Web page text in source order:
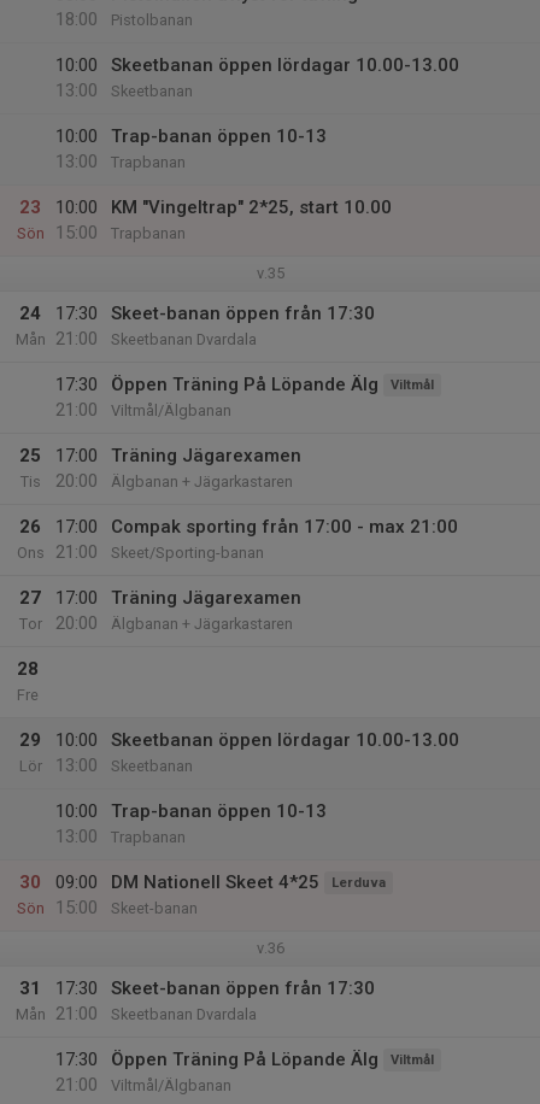
18:00
Pistolbanan
10:00
13:00
Skeetbanan öppen lördagar 10.00-13.00
Skeetbanan
10:00
13:00
Trap-banan öppen 10-13
Trapbanan
23
Sön
10:00
15:00
KM "Vingeltrap" 2*25, start 10.00
Trapbanan
v.35
24
Mån
17:30
21:00
Skeet-banan öppen från 17:30
Skeetbanan Dvardala
17:30
21:00
Öppen Träning På Löpande Älg Viltmål
Viltmål/Älgbanan
25
Tis
17:00
20:00
Träning Jägarexamen
Älgbanan + Jägarkastaren
26
Ons
17:00
21:00
Compak sporting från 17:00 - max 21:00
Skeet/Sporting-banan
27
Tor
17:00
20:00
Träning Jägarexamen
Älgbanan + Jägarkastaren
28
Fre
29
Lör
10:00
13:00
Skeetbanan öppen lördagar 10.00-13.00
Skeetbanan
10:00
13:00
Trap-banan öppen 10-13
Trapbanan
30
Sön
09:00
15:00
DM Nationell Skeet 4*25 Lerduva
Skeet-banan
v.36
31
Mån
17:30
21:00
Skeet-banan öppen från 17:30
Skeetbanan Dvardala
17:30
21:00
Öppen Träning På Löpande Älg Viltmål
Viltmål/Älgbanan